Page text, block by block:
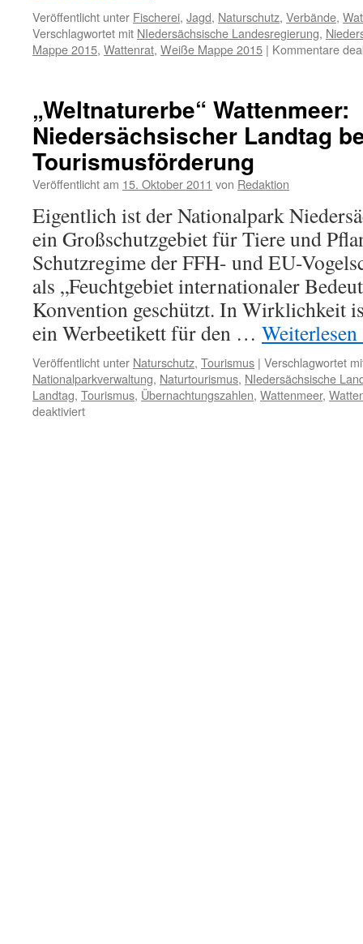
Veröffentlicht unter Fischerei, Jagd, Naturschutz, Verbände,
Verschlagwortet mit NIedersächsische Landesregierung,
Mappe 2015, Wattenrat, Weiße Mappe 2015 | Kommentare
„Weltnaturerbe“ Wattenmeer:
Niedersächsischer Landtag
Tourismusförderung
Veröffentlicht am 15. Oktober 2011 von Redaktion
Eigentlich ist der Nationalpark
ein Großschutzgebiet für Tiere und
Schutzregime der FFH- und EU-
als „Feuchtgebiet internationaler
Konvention geschützt. In Wirklichkeit
ein Werbeetikett für den … Weiterlesen
Veröffentlicht unter Naturschutz, Tourismus | Verschlagwortet
Nationalparkverwaltung, Naturtourismus, NIedersächsische
Landtag, Tourismus, Übernachtungszahlen, Wattenmeer,
deaktiviertfür